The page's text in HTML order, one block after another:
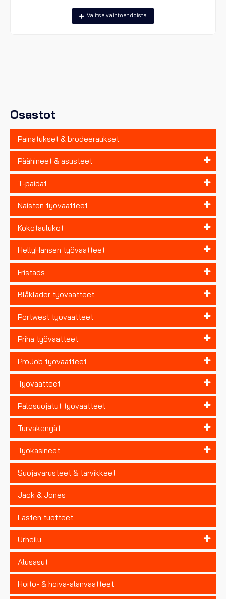
Osastot
Painatukset & brodeeraukset
Päähineet & asusteet
T-paidat
Naisten työvaatteet
Kokotaulukot
HellyHansen työvaatteet
Fristads
Blåkläder työvaatteet
Portwest työvaatteet
Priha työvaatteet
ProJob työvaatteet
Työvaatteet
Palosuojatut työvaatteet
Turvakengät
Työkäsineet
Suojavarusteet & tarvikkeet
Jack & Jones
Lasten tuotteet
Urheilu
Alusasut
Hoito- & hoiva-alanvaatteet
Valitse vaihtoehdoista
Tällä
tuotteella